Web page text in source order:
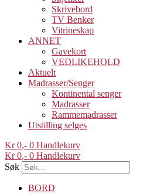
Skrivebord
TV Benker
Vitrineskap
ANNET
Gavekort
VEDLIKEHOLD
Aktuelt
Madrasser/Senger
Kontinental senger
Madrasser
Rammemadrasser
Utstilling selges
Kr0 0 Handlekurv
Kr0 0 Handlekurv
Søk
BORD